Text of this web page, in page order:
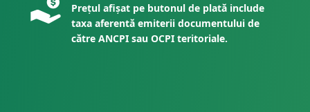
Prețul afișat pe butonul de plată include
taxa aferentă emiterii documentului de
către ANCPI sau OCPI teritoriale.